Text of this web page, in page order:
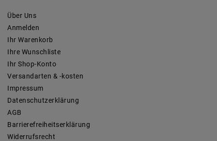
Über Uns
Anmelden
Ihr Warenkorb
Ihre Wunschliste
Ihr Shop-Konto
Versandarten & -kosten
Impressum
Daten­schutz­erklärung
AGB
Barrierefreiheitserklärung
Widerrufs­recht